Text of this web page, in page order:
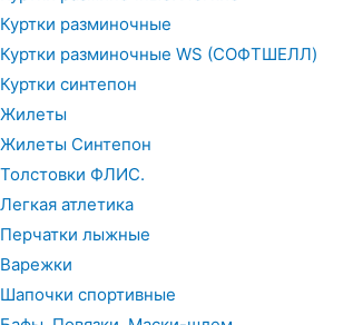
Куртки разминочные
Куртки разминочные WS (СОФТШЕЛЛ)
Куртки синтепон
Жилеты
Жилеты Синтепон
Толстовки ФЛИС.
Легкая атлетика
Перчатки лыжные
Варежки
Шапочки спортивные